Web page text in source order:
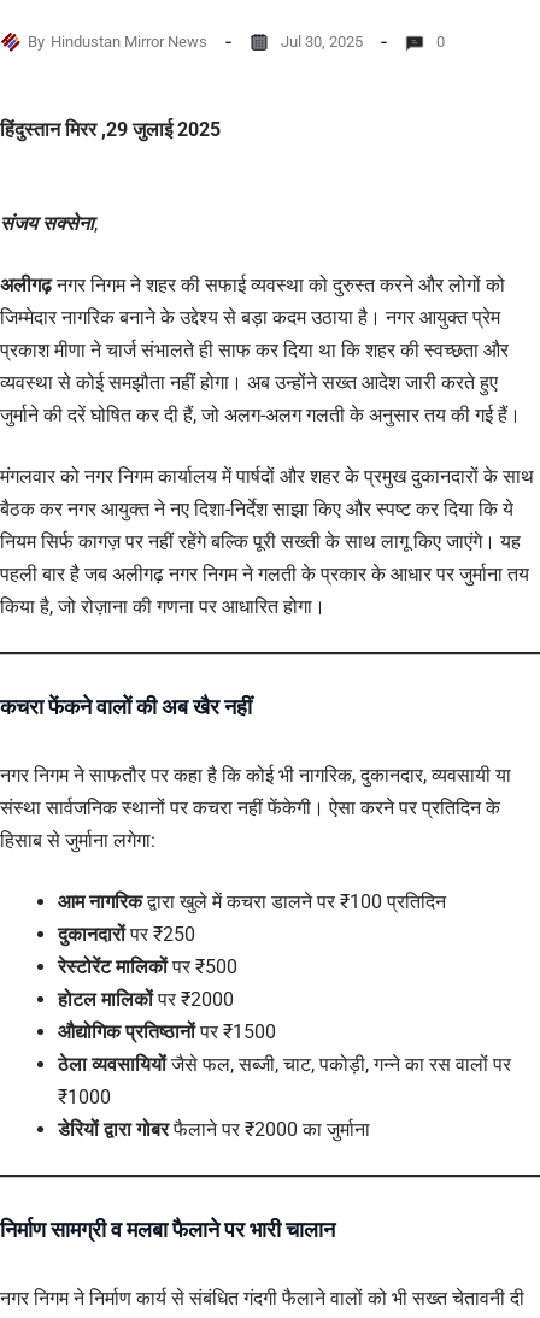
By Hindustan Mirror News Jul 30, 2025 0
हिंदुस्तान मिरर ,29 जुलाई 2025
संजय सक्सेना,
अलीगढ़नगर निगम ने शहर की सफाई व्यवस्था को दुरुस्त करने और लोगों को
जिम्मेदार नागरिक बनाने के उद्देश्य से बड़ा कदम उठाया है। नगर आयुक्त प्रेम
प्रकाश मीणा ने चार्ज संभालते ही साफ कर दिया था कि शहर की स्वच्छता और
व्यवस्था से कोई समझौता नहीं होगा। अब उन्होंने सख्त आदेश जारी करते हुए
जुर्माने की दरें घोषित कर दी हैं, जो अलग-अलग गलती के अनुसार तय की गई हैं।
मंगलवार को नगर निगम कार्यालय में पार्षदों और शहर के प्रमुख दुकानदारों के साथ
बैठक कर नगर आयुक्त ने नए दिशा-निर्देश साझा किए और स्पष्ट कर दिया कि ये
नियम सिर्फ कागज़ पर नहीं रहेंगे बल्कि पूरी सख्ती के साथ लागू किए जाएंगे। यह
पहली बार है जब अलीगढ़ नगर निगम ने गलती के प्रकार के आधार पर जुर्माना तय
किया है, जो रोज़ाना की गणना पर आधारित होगा।
कचरा फेंकने वालों की अब खैर नहीं
नगर निगम ने साफतौर पर कहा है कि कोई भी नागरिक, दुकानदार, व्यवसायी या
संस्था सार्वजनिक स्थानों पर कचरा नहीं फेंकेगी। ऐसा करने पर प्रतिदिन के
हिसाब से जुर्माना लगेगा:
आम नागरिकद्वारा खुले में कचरा डालने पर ₹100 प्रतिदिन
दुकानदारोंपर ₹250
रेस्टोरेंट मालिकोंपर ₹500
होटल मालिकोंपर ₹2000
औद्योगिक प्रतिष्ठानोंपर ₹1500
ठेला व्यवसायियोंजैसे फल, सब्जी, चाट, पकोड़ी, गन्ने का रस वालों पर
₹1000
डेरियों द्वारा गोबरफैलाने पर ₹2000 का जुर्माना
निर्माण सामग्री व मलबा फैलाने पर भारी चालान
नगर निगम ने निर्माण कार्य से संबंधित गंदगी फैलाने वालों को भी सख्त चेतावनी दी